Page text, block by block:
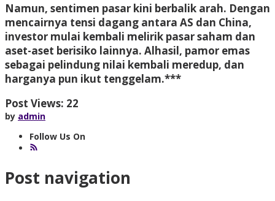
Namun, sentimen pasar kini berbalik arah. Dengan
mencairnya tensi dagang antara AS dan China,
investor mulai kembali melirik pasar saham dan
aset-aset berisiko lainnya. Alhasil, pamor emas
sebagai pelindung nilai kembali meredup, dan
harganya pun ikut tenggelam.***
Post Views: 22
by admin
Follow Us On
Post navigation